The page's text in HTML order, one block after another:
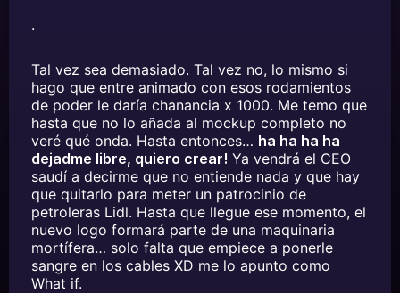
.
Tal vez sea demasiado. Tal vez no, lo mismo si
hago que entre animado con esos rodamientos
de poder le daría chanancia x 1000. Me temo que
hasta que no lo añada al mockup completo no
veré qué onda. Hasta entonces… ha ha ha ha
dejadme libre, quiero crear! Ya vendrá el CEO
saudí a decirme que no entiende nada y que hay
que quitarlo para meter un patrocinio de
petroleras Lidl. Hasta que llegue ese momento, el
nuevo logo formará parte de una maquinaria
mortífera… solo falta que empiece a ponerle
sangre en los cables XD me lo apunto como
What if.